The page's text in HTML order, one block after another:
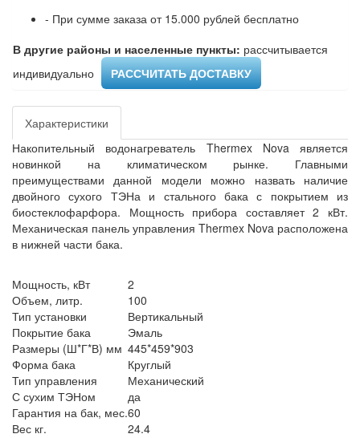
- При сумме заказа от 15.000 рублей бесплатно
В другие районы и населенные пункты: рассчитывается
индивидуально ​
РАССЧИТАТЬ ДОСТАВКУ
Характеристики
Накопительный водонагреватель Thermex Nova является
новинкой на климатическом рынке. Главными
преимуществами данной модели можно назвать наличие
двойного сухого ТЭНа и стального бака с покрытием из
биостеклофарфора. Мощность прибора составляет 2 кВт.
Механическая панель управления Thermex Nova расположена
в нижней части бака.
Мощность, кВт
2
Объем, литр.
100
Тип установки
Вертикальный
Покрытие бака
Эмаль
Размеры (Ш*Г*В) мм 445*459*903
Форма бака
Круглый
Тип управления
Механический
С сухим ТЭНом
да
Гарантия на бак, мес.60
Вес кг.
24.4